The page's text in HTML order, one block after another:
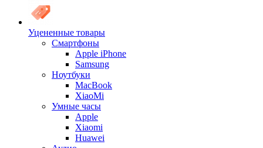
Уцененные товары
Cмартфоны
Apple iPhone
Samsung
Ноутбуки
MacBook
XiaoMi
Умные часы
Apple
Xiaomi
Huawei